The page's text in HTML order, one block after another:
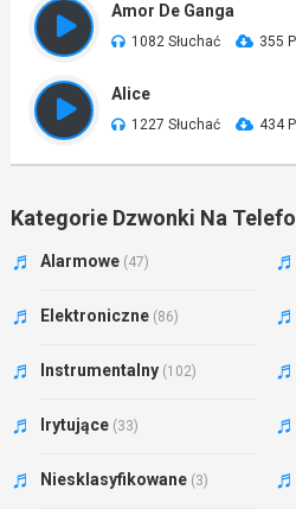
Amor De Ganga
1082 Słuchać 355
Alice
1227 Słuchać 434
Kategorie Dzwonki Na
Alarmowe (47)
Elektroniczne (86)
Instrumentalny (102)
Irytujące (33)
Niesklasyfikowane (3)